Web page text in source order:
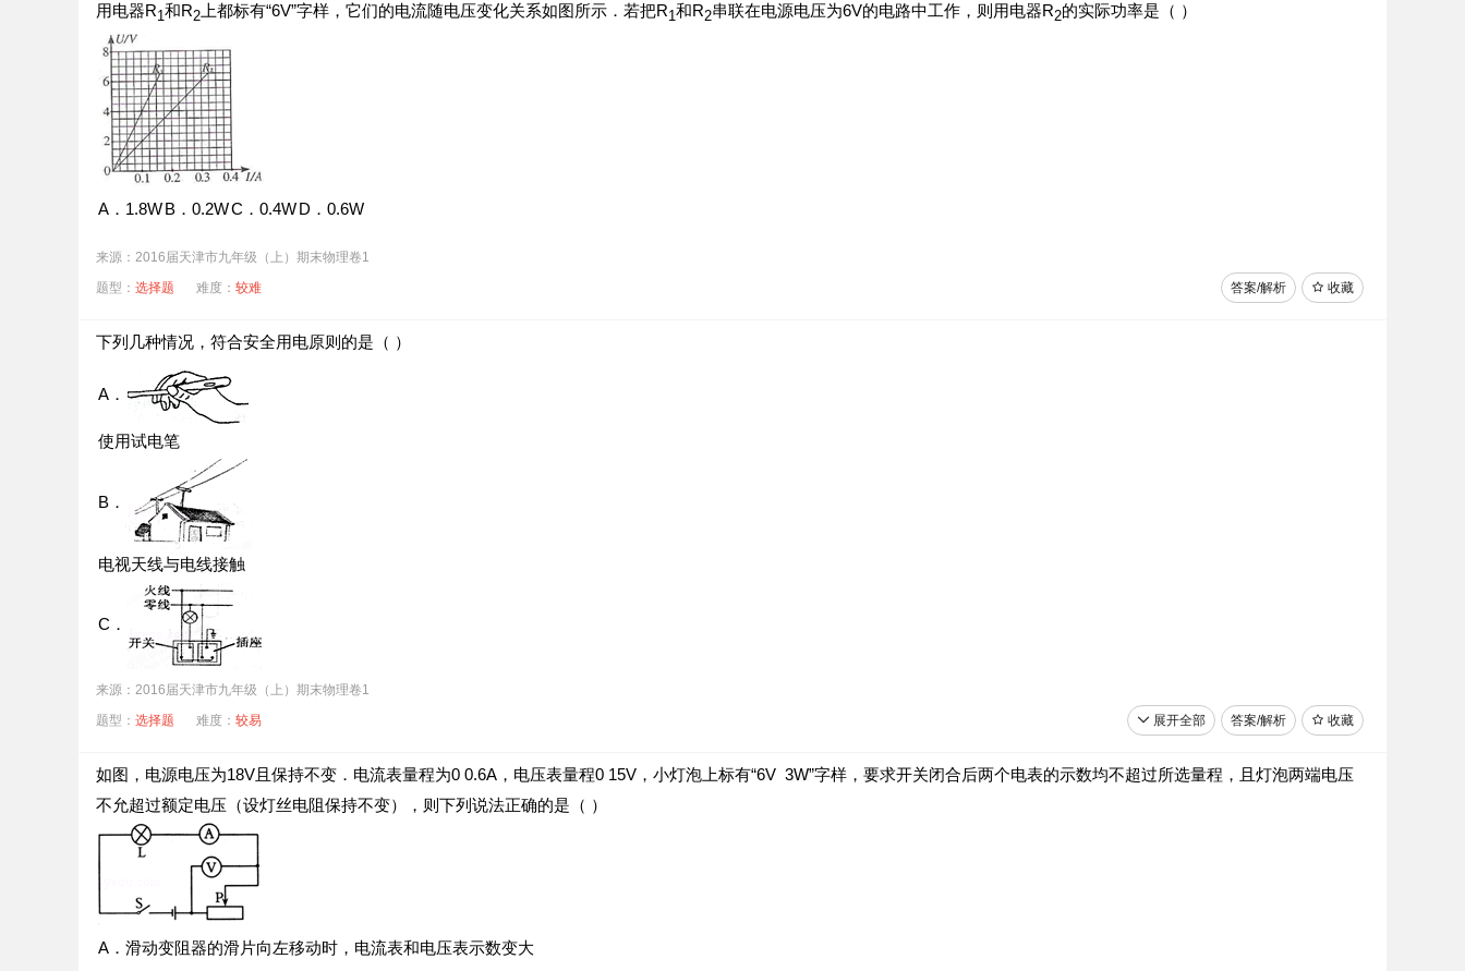
用电器R1和R2 上都标有“6V”字样，它们的电流随电压变化关系如图所示．若把R1和R2串联在电源电压为6V的电路中工作，则用电器R2的实际功率是（ ）
A．1.8WB．0.2WC．0.4WD．0.6W
来源：2016届天津市九年级（上）期末物理卷1
题型： 选择题 难度： 较难 收藏
答案/解析
下列几种情况，符合安全用电原则的是（ ）
A．
使用试电笔
B．
电视天线与电线接触
C．
接线盒中开关和三孔插座的接线图
在高压输电线下放风筝
来源：2016届天津市九年级（上）期末物理卷1
题型： 选择题 难度： 较易 收藏
答案/解析
展开全部
如图，电源电压为18V且保持不变．电流表量程为0 0.6A，电压表量程0 15V，小灯泡上标有“6V 3W”字样，要求开关闭合后两个电表的示数均不超过所选量程，且灯泡两端电压
不允超过额定电压（设灯丝电阻保持不变），则下列说法正确的是（ ）
A．滑动变阻器的滑片向左移动时，电流表和电压表示数变大